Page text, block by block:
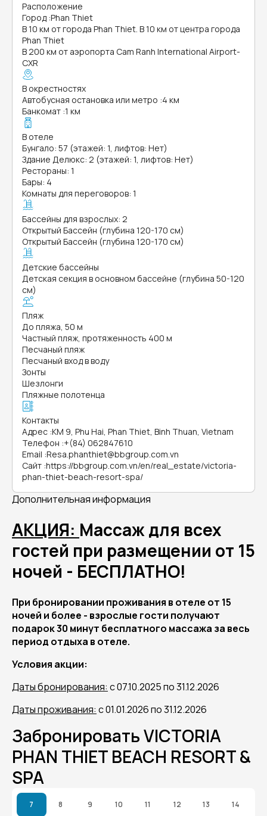
Расположение
Город :Phan Thiet
В 10 км от города Phan Thiet. В 10 км от центра города
Phan Thiet
В 200 км от аэропорта Cam Ranh International Airport-
CXR
В окрестностях
Автобусная остановка или метро :4 км
Банкомат :1 км
В отеле
Бунгало: 57 (этажей: 1, лифтов: Нет)
Здание Делюкс: 2 (этажей: 1, лифтов: Нет)
Рестораны: 1
Бары: 4
Комнаты для переговоров: 1
Бассейны для взрослых: 2
Открытый Бассейн (глубина 120-170 см)
Открытый Бассейн (глубина 120-170 см)
Детские бассейны
Детская секция в основном бассейне (глубина 50-120
см)
Пляж
До пляжа, 50 м
Частный пляж, протяженность 400 м
Песчаный пляж
Песчаный вход в воду
Зонты
Шезлонги
Пляжные полотенца
Контакты
Адрес :KM 9, Phu Hai, Phan Thiet, Binh Thuan, Vietnam
Телефон :+(84) 062847610
Email :Resa.phanthiet@bbgroup.com.vn
Сайт :https://bbgroup.com.vn/en/real_estate/victoria-
phan-thiet-beach-resort-spa/
Дополнительная информация
АКЦИЯ: Массаж для всех
гостей при размещении от 15
ночей - БЕСПЛАТНО!
При бронировании проживания в отеле от 15
ночей и более - взрослые гости получают
подарок 30 минут бесплатного массажа за весь
период отдыха в отеле.
Условия акции:
Даты бронирования: с 07.10.2025 по 31.12.2026
Даты проживания: с 01.01.2026 по 31.12.2026
Забронировать VICTORIA
PHAN THIET BEACH RESORT &
SPA
7 8 9 10 11 12 13 14